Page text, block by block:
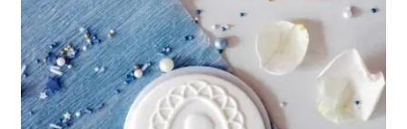
Wyprzedaż
Nowości
Ozdoby na tort weselny